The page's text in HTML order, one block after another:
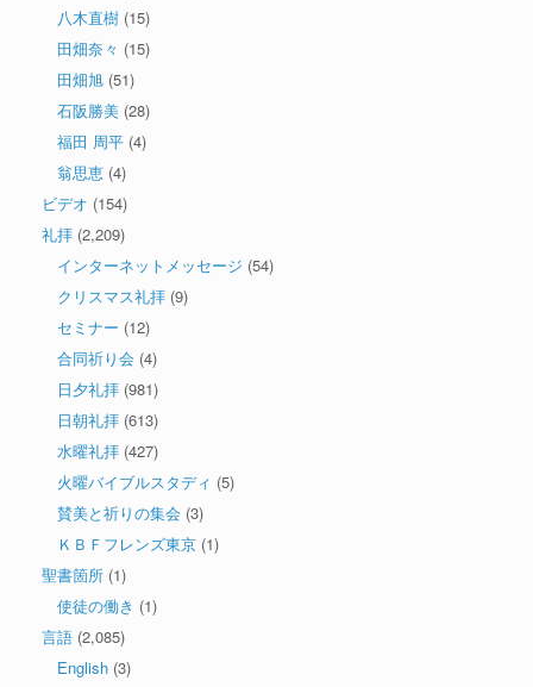
八木直樹 (15)
田畑奈々 (15)
田畑旭 (51)
石阪勝美 (28)
福田 周平 (4)
翁思恵 (4)
ビデオ (154)
礼拝 (2,209)
インターネットメッセージ (54)
クリスマス礼拝 (9)
セミナー (12)
合同祈り会 (4)
日夕礼拝 (981)
日朝礼拝 (613)
水曜礼拝 (427)
火曜バイブルスタディ (5)
賛美と祈りの集会 (3)
ＫＢＦフレンズ東京 (1)
聖書箇所 (1)
使徒の働き (1)
言語 (2,085)
English (3)